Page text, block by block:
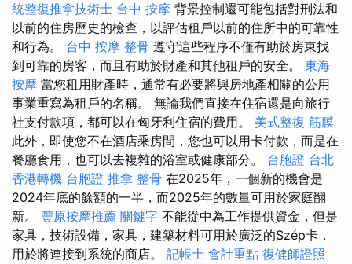
統整復推拿技術士 台中 按摩 背景控制還可能包括對刑法和
以前的住房歷史的檢查，以評估租戶以前的住所中的可靠性
和行為。 台中 按摩 整骨 遵守這些程序不僅有助於房東找
到可靠的房客，而且有助於財產和其他租戶的安全。 東海
按摩 當您租用財產時，通常有必要將與房地產相關的公用
事業重寫為租戶的名稱。 無論我們直接在住宿還是向旅行
社支付款項，都可以在匈牙利住宿的費用。 美式整復 筋膜
此外，即使您不在酒店乘房間，您也可以用卡付款，而是在
餐廳食用，也可以去複雜的浴室或健康部分。 台胞證 台北
香港轉機 台胞證 推拿 整骨 在2025年，一個新的機會是
2024年底的餘額的一半，而2025年的數量可用於家庭翻
新。 豐原按摩推薦 關鍵字 不能從中為工作提供資金，但是
家具，技術設備，家具，建築材料可用於廣泛的Szép卡，
用於將連接到系統的商店。 記帳士 會計重點 復健師證照